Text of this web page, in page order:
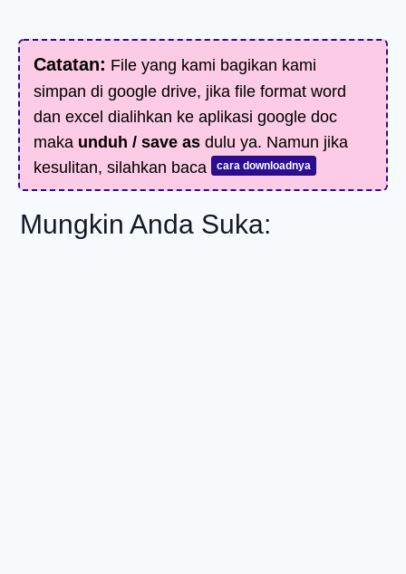
Catatan: File yang kami bagikan kami
simpan di google drive, jika file format word
dan excel dialihkan ke aplikasi google doc
maka unduh / save as dulu ya. Namun jika
kesulitan, silahkan baca
cara downloadnya
Mungkin Anda Suka: